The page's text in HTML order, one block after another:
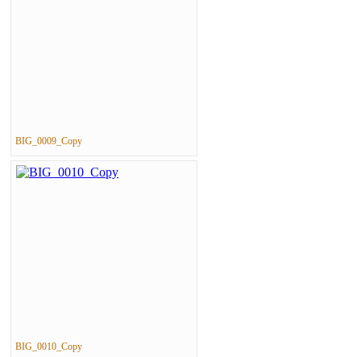
BIG_0009_Copy
BIG_0010_Copy